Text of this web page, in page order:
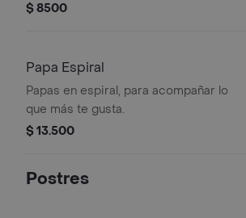
$ 8500
Papa Espiral
Papas en espiral, para acompañar lo
que más te gusta.
$ 13.500
Postres